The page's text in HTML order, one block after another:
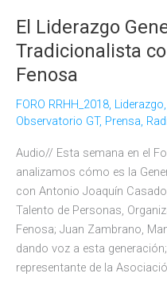
El Liderazgo
Tradicionalista
Fenosa
FORO RRHH_2018, Liderazgo,
Observatorio GT, Prensa,
Audio// Esta semana en el
analizamos cómo es la
con Antonio Joaquín
Talento de Personas,
Fenosa; Juan Zambrano,
dando voz a esta
representante de la